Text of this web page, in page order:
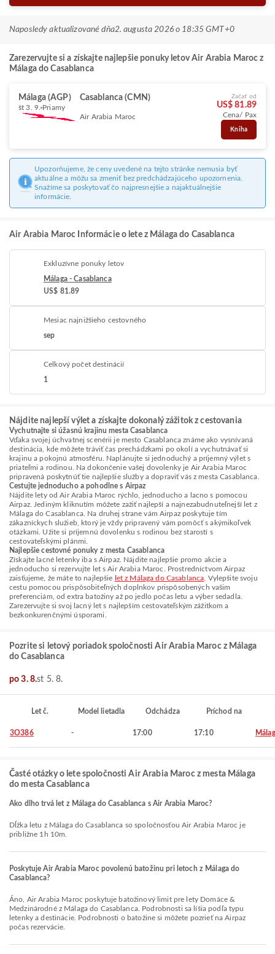
Naposledy aktualizované dňa2. augusta 2026 o 18:35 GMT+0
Zarezervujte si a získajte najlepšie ponuky letov Air Arabia Maroc z
Málaga do Casablanca
Málaga (AGP) Casablanca (CMN)
št 3. 9. Priamy
Air Arabia Maroc
Začať od
US$ 81.89
Cena/ Pax
Kniha
Upozorňujeme, že ceny uvedené na tejto stránke nemusia byť
aktuálne a môžu sa zmeniť bez predchádzajúceho upozornenia.
Snažíme sa poskytovať čo najpresnejšie a najaktuálnejšie
informácie.
Air Arabia Maroc Informácie o lete z Málaga do Casablanca
Exkluzívne ponuky letov
Málaga - Casablanca
US$ 81.89
Mesiac najnižšieho cestovného
sep
Celkový počet destinácií
1
Nájdite najlepší výlet a získajte dokonalý zážitok z cestovania
Vychutnajte si úžasnú krajinu mesta Casablanca
Vďaka svojej úchvatnej scenérii je mesto Casablanca známe ako vysnívaná
destinácia, kde môžete tráviť čas prechádzkami po okolí a vychutnávať si
krajinu a pokojnú atmosféru. Naplánujte si jednoduchý a príjemný výlet s
priateľmi a rodinou. Na dokončenie vašej dovolenky je Air Arabia Maroc
pripravená poskytnúť tie najlepšie služby a dopraviť vás z mesta Casablanca.
Cestujte jednoducho a pohodlne s Airpaz
Nájdite lety od Air Arabia Maroc rýchlo, jednoducho a lacno s pomocou
Airpaz. Jediným kliknutím môžete zažiť najlepší a najnezabudnuteľnejší let z
Málaga do Casablanca. Na druhej strane vám Airpaz poskytuje tím
zákazníckych služieb, ktorý je vždy pripravený vám pomôcť s akýmikoľvek
otázkami. Užite si príjemnú dovolenku s rodinou bez starostí s
cestovateľskými plánmi.
Najlepšie cestovné ponuky z mesta Casablanca
Získajte lacné letenky iba s Airpaz. Nájdite najlepšie promo akcie a
jednoducho si rezervujte let s Air Arabia Maroc. Prostredníctvom Airpaz
zaisťujeme, že máte to najlepšie let z Málaga do Casablanca . Vylepšite svoju
cestu pomocou prispôsobiteľných doplnkov prispôsobených vašim
preferenciám, od extra batožiny až po jedlo počas letu a výber sedadla.
Zarezervujte si svoj lacný let s najlepším cestovateľským zážitkom a
bezkonkurenčnými úsporami.
Pozrite si letový poriadok spoločnosti Air Arabia Maroc z Málaga
do Casablanca
po 3. 8.st 5. 8.
Let č. Model lietadla Odchádza Príchod na
3O386 - 17:00 17:10
Časté otázky o lete spoločnosti Air Arabia Maroc z mesta Málaga
do mesta Casablanca
Ako dlho trvá let z Málaga do Casablanca s Air Arabia Maroc?
Dĺžka letu z Málaga do Casablanca so spoločnosťou Air Arabia Maroc je
približne 1h 10m.
Poskytuje Air Arabia Maroc povolenú batožinu pri letoch z Málaga do
Casablanca?
Áno, Air Arabia Maroc poskytuje batožinový limit pre lety Domáce &
Medzinárodné z Málaga do Casablanca. Podrobnosti sa líšia podľa typu
letenky a destinácie. Podrobnosti o batožine si môžete pozrieť na Airpaz
počas rezervácie.